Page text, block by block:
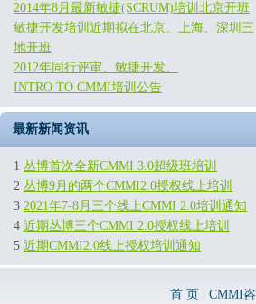
2014年8月最新敏捷(SCRUM)培训北京开班
敏捷开发培训近期拟在北京、上海、深圳三
地开班
2012年同行评审、敏捷开发、
INTRO TO CMMI培训公告
最新新闻资讯
1 丛博首次全新CMMI 3.0超级班培训
2 丛博9月的两个CMMI2.0授权线上培训
3 2021年7-8月三个线上CMMI 2.0培训通知
4 近期丛博三个CMMI 2.0授权线上培训
5 近期CMMI2.0线上授权培训通知
首 页 CMMI